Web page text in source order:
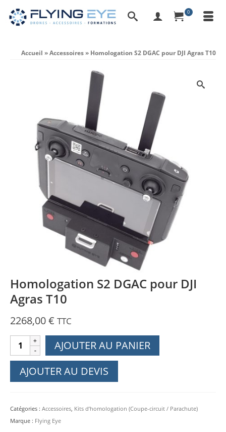
0
Accueil »Accessoires» Homologation S2 DGAC pour DJI Agras T10
Homologation S2 DGAC pour DJI
Agras T10
2268,00€ TTC
quantité
de
Homologation
DJI
Agras
AJOUTER AU PANIER
AJOUTER AU DEVIS
Catégories : Accessoires, Kits d’homologation (Coupe-circuit / Parachute)
Marque : Flying Eye